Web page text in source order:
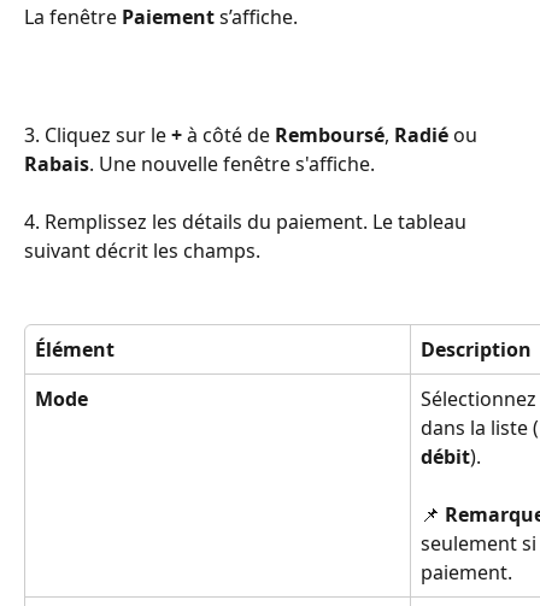
La fenêtre Paiement s’affiche.
3. Cliquez sur le + à côté de Remboursé, Radié ou
Rabais. Une nouvelle fenêtre s'affiche.
4. Remplissez les détails du paiement. Le tableau
suivant décrit les champs.
Élément
Description
Mode
dans la liste
débit).
📌
seulement
paiement.